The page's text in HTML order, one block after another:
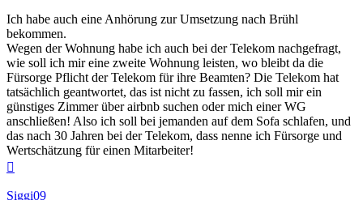
Ich habe auch eine Anhörung zur Umsetzung nach Brühl
bekommen.
Wegen der Wohnung habe ich auch bei der Telekom nachgefragt,
wie soll ich mir eine zweite Wohnung leisten, wo bleibt da die
Fürsorge Pflicht der Telekom für ihre Beamten? Die Telekom hat
tatsächlich geantwortet, das ist nicht zu fassen, ich soll mir ein
günstiges Zimmer über airbnb suchen oder mich einer WG
anschließen! Also ich soll bei jemanden auf dem Sofa schlafen, und
das nach 30 Jahren bei der Telekom, dass nenne ich Fürsorge und
Wertschätzung für einen Mitarbeiter!
Siggi09